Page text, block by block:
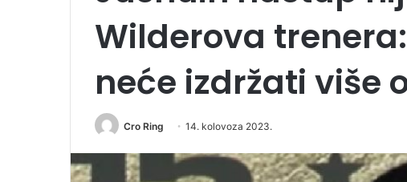
Wilderova
neće izdržati više
Cro Ring 14. kolovoza 2023.